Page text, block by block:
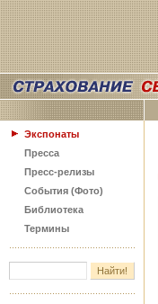
Экспонаты
Пресса
Пресс-релизы
События (Фото)
Библиотека
Термины